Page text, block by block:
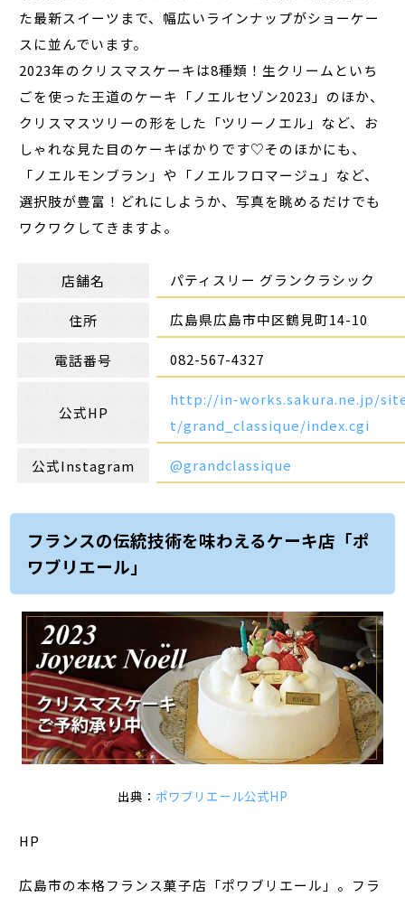
た最新スイーツまで、幅広いラインナップがショーケー
スに並んでいます。
2023年のクリスマスケーキは8種類！生クリームといち
ごを使った王道のケーキ「ノエルセゾン2023」のほか、
クリスマスツリーの形をした「ツリーノエル」など、お
しゃれな見た目のケーキばかりです♡そのほかにも、
「ノエルモンブラン」や「ノエルフロマージュ」など、
選択肢が豊富！どれにしようか、写真を眺めるだけでも
ワクワクしてきますよ。
店舗名 パティスリー グランクラシック
住所 広島県広島市中区鶴見町14-10
電話番号 082-567-4327
公式HP
http://in-works.sakura.ne.jp/
t/grand_classique/index.cgi
公式Instagram @grandclassique
フランスの伝統技術を味わえるケーキ店「ポ
ワブリエール」
出典： ポワブリエール公式HP
HP
広島市の本格フランス菓子店「ポワブリエール」。フラ